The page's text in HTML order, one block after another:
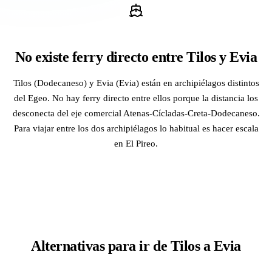
No existe ferry directo entre Tilos y Evia
Tilos (Dodecaneso) y Evia (Evia) están en archipiélagos distintos
del Egeo. No hay ferry directo entre ellos porque la distancia los
desconecta del eje comercial Atenas-Cícladas-Creta-Dodecaneso.
Para viajar entre los dos archipiélagos lo habitual es hacer escala
en El Pireo.
Alternativas para ir de Tilos a Evia